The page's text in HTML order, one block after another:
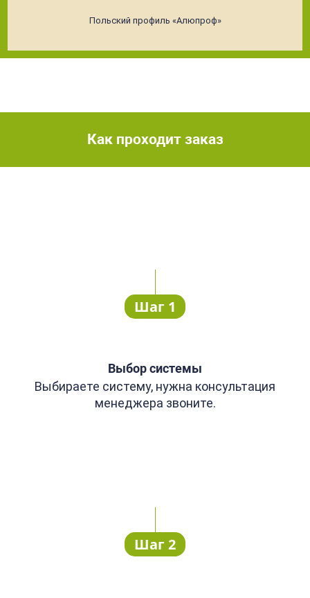
Польский профиль «Алюпроф»
Как проходит заказ
Шаг 1
Выбор системы
Выбираете систему, нужна консультация
менеджера звоните.
Шаг 2